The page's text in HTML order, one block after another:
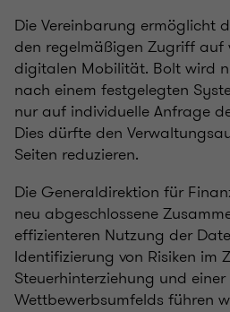
Die Vereinbarung ermöglicht
den regelmäßigen Zugriff auf
digitalen Mobilität. Bolt wird
nach einem festgelegten
nur auf individuelle Anfrage
Dies dürfte den
Seiten reduzieren.
Die Generaldirektion für
neu abgeschlossene
effizienteren Nutzung der
Identifizierung von Risiken im
Steuerhinterziehung und
Wettbewerbsumfelds führen